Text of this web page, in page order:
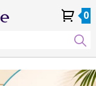
0